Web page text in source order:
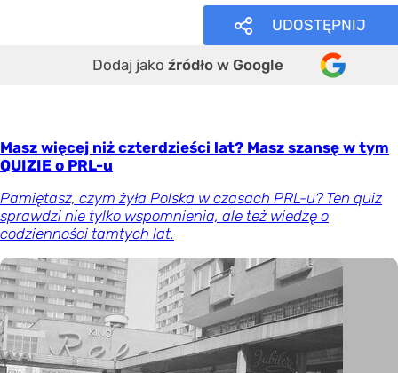
UDOSTĘPNIJ
Dodaj jako źródło w Google
Masz więcej niż czterdzieści lat? Masz szansę w tym
QUIZIE o PRL-u
Pamiętasz, czym żyła Polska w czasach PRL-u? Ten quiz
sprawdzi nie tylko wspomnienia, ale też wiedzę o
codzienności tamtych lat.